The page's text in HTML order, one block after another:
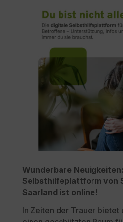
Wunderbare
Selbsthilfeplattform von
Saarland ist online!
In Zeiten der Trauer bietet